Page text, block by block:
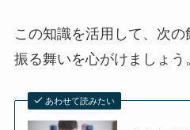
この知識を活用して、次
振る舞いを心がけましょう
あわせて読みたい